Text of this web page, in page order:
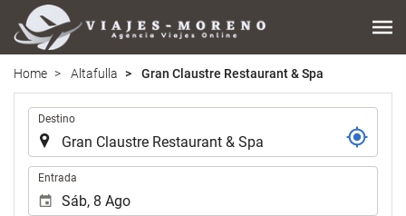
Home Altafulla Gran Claustre Restaurant & Spa
Destino
Entrada